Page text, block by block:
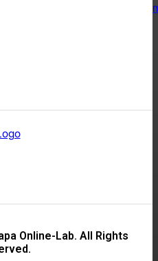
Online-Lab. All Rights